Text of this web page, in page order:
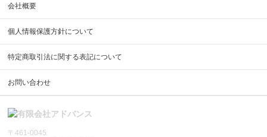
会社概要
個人情報保護方針について
特定商取引法に関する表記について
お問い合わせ
〒461-0045